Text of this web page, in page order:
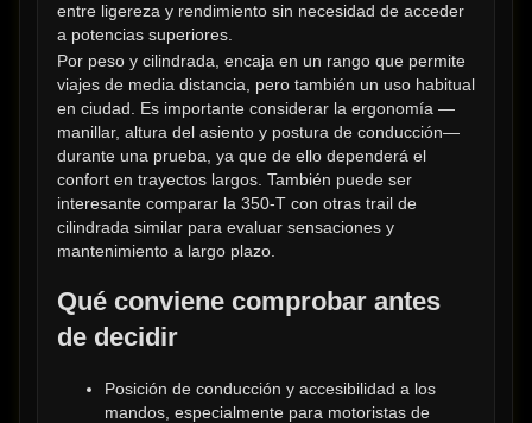
entre ligereza y rendimiento sin necesidad de acceder
a potencias superiores.
Por peso y cilindrada, encaja en un rango que permite
viajes de media distancia, pero también un uso habitual
en ciudad. Es importante considerar la ergonomía —
manillar, altura del asiento y postura de conducción—
durante una prueba, ya que de ello dependerá el
confort en trayectos largos. También puede ser
interesante comparar la 350-T con otras trail de
cilindrada similar para evaluar sensaciones y
mantenimiento a largo plazo.
Qué conviene comprobar antes
de decidir
Posición de conducción y accesibilidad a los
mandos, especialmente para motoristas de